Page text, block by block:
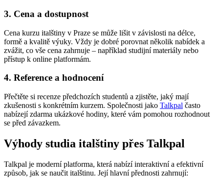
3. Cena a dostupnost
Cena kurzu italštiny v Praze se může lišit v závislosti na délce,
formě a kvalitě výuky. Vždy je dobré porovnat několik nabídek a
zvážit, co vše cena zahrnuje – například studijní materiály nebo
přístup k online platformám.
4. Reference a hodnocení
Přečtěte si recenze předchozích studentů a zjistěte, jaký mají
zkušenosti s konkrétním kurzem. Společnosti jako Talkpal často
nabízejí zdarma ukázkové hodiny, které vám pomohou rozhodnout
se před závazkem.
Výhody studia italštiny přes Talkpal
Talkpal je moderní platforma, která nabízí interaktivní a efektivní
způsob, jak se naučit italštinu. Její hlavní přednosti zahrnují: